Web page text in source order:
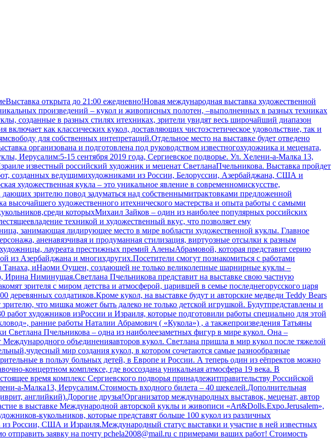
открыта до 21:00 ежедневно!Новая международная выставка художественной
произведений – кукол и живописных полотен, –выполненных в разных техниках
созданные в разных стилях итехниках, зрители увидят весь широчайший диапазон
как классических кукол, доставляющих чистоэстетическое удовольствие, так и
для собственных интепретаций.Отдельное место на выставке будет отведено
организована и подготовлена под руководством известногохудожника и мецената,
Иерусалим:5-15 сентября 2019 года, Сергиевское подворье. Ул. Хелени-а-Малка 13,
известный российский художник и меценат СветланаПчельникова. Выставка пройдет
созданных ведущимихудожниками из России, Белоруссии, Азербайджана, США и
кукла – это уникальное явление в современномискусстве,
зрителю повод задуматься над собственнымитрактовками предложенной
высочайшего художественного итехнического мастерства и опыта работы с самыми
которыхМихаил Зайков – один из наиболее популярных российских
техникой и художественный вкус, что позволяет ему
занимающая лидирующее место в мире вобласти художественной куклы. Главное
аненавязчивая и продуманная стилизация, виртуозные отсылки к разным
лауреата престижных премий АленыАбрамовой, которая представит серию
Азербайджана и многихдругих.Посетители смогут познакомиться с работами
Танаха, иНаоми Оушен, создающей не только великолепные шарнирные куклы –
Ниминущая.Светлана Пчельникова представит на выставке свою частную
зрителя с миром детства и атмосферой, царившей в семье последнегорусского царя
солдатиков.Кроме кукол, на выставке будут и авторские медведи Teddy Bears
что мишка может быть далеко не только детской игрушкой. Будутпредставлены и
художников изРоссии и Израиля, которые подготовили работы специально для этой
ранние работы Наталии Абрамович ( «Кукола») , а такжепроизведения Татьяны
Пчельникова – одна из наиболеезаметных фигур в мире кукол. Она –
объединенияавторов кукол. Светлана пришла в мир кукол после тяжелой
мир создания кукол, в котором сочетаются самые разнообразные
в пользу больных детей, в Европе и России. А теперь один из еёпректов можно
концертном комплексе, где воссоздана уникальная атмосфера 19 века. В
время комплекс Сергиевского подворья принадлежитправительству Российской
а-Малка13, Иерусалим.Стоимость входного билета – 40 шекелей.Дополнительная
английкий).Дорогие друзья!Организатор международных выставок, меценат, автор
в выставке Международной авторской куклы и живописи «Аrt&Dolls.Expo.Jerusalem»,
кукольников, которые представят больше 100 кукол из различных
России, США и Израиля.Международный статус выставки и участие в ней известных
заявку на почту pchela2008@mail.ru с примерами ваших работ! Стоимость